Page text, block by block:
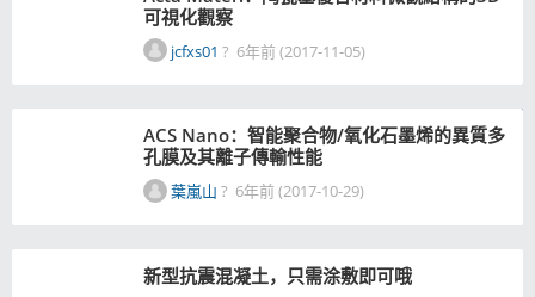
可視化觀察
jcfxs01 ? 6年前 (2017-11-05)
ACS Nano：智能聚合物/氧化石墨烯的異質多
孔膜及其離子傳輸性能
葉嵐山 ? 6年前 (2017-10-29)
新型抗震混凝土，只需涂敷即可哦